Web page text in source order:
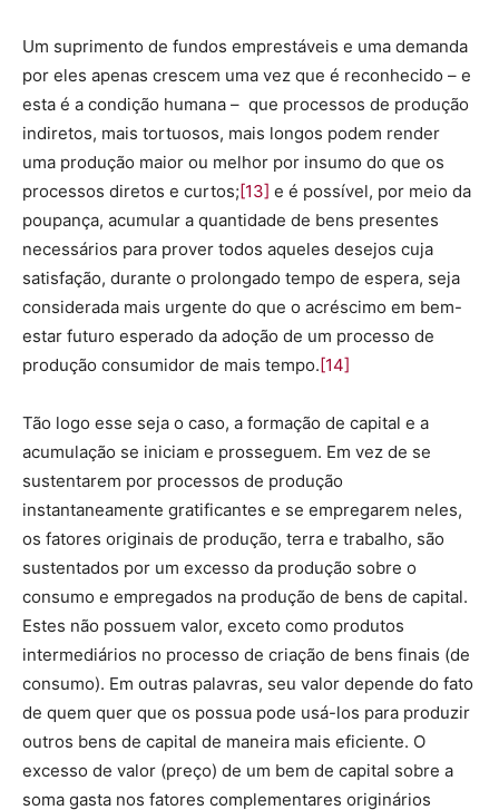
Um suprimento de fundos emprestáveis e uma demanda
por eles apenas crescem uma vez que é reconhecido – e
esta é a condição humana – que processos de produção
indiretos, mais tortuosos, mais longos podem render
uma produção maior ou melhor por insumo do que os
processos diretos e curtos;[13] e é possível, por meio da
poupança, acumular a quantidade de bens presentes
necessários para prover todos aqueles desejos cuja
satisfação, durante o prolongado tempo de espera, seja
considerada mais urgente do que o acréscimo em bem-
estar futuro esperado da adoção de um processo de
produção consumidor de mais tempo.[14]
Tão logo esse seja o caso, a formação de capital e a
acumulação se iniciam e prosseguem. Em vez de se
sustentarem por processos de produção
instantaneamente gratificantes e se empregarem neles,
os fatores originais de produção, terra e trabalho, são
sustentados por um excesso da produção sobre o
consumo e empregados na produção de bens de capital.
Estes não possuem valor, exceto como produtos
intermediários no processo de criação de bens finais (de
consumo). Em outras palavras, seu valor depende do fato
de quem quer que os possua pode usá-los para produzir
outros bens de capital de maneira mais eficiente. O
excesso de valor (preço) de um bem de capital sobre a
soma gasta nos fatores complementares originários